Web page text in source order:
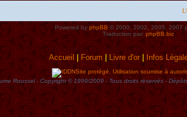
Powered byphpBB© 2000, 2002, 2005, 2007
Traduction par:phpBB.biz
Accueil| Forum|Livre d'or|Infos
Site protégé. Utilisation soumise à
Roussel - Copyright © 1999/2009 - Tous droits rèservès -